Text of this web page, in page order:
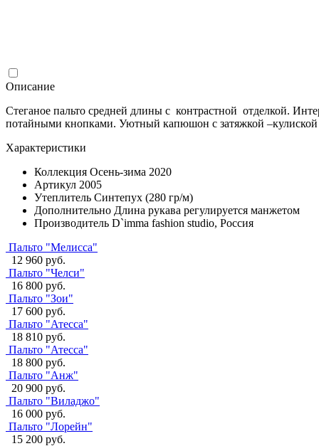
Описание
Стеганое пальто средней длины с контрастной отделкой.
потайными кнопками. Уютный капюшон с затяжкой –кулиской
Характеристики
Коллекция Осень-зима 2020
Артикул 2005
Утеплитель Синтепух (280 гр/м)
Дополнительно Длина рукава регулируется манжетом
Производитель D`imma fashion studio, Россия
Пальто "Мелисса"
12 960 руб.
Пальто "Челси"
16 800 руб.
Пальто "Зои"
17 600 руб.
Пальто "Атесса"
18 810 руб.
Пальто "Атесса"
18 800 руб.
Пальто "Анж"
20 900 руб.
Пальто "Виладжо"
16 000 руб.
Пальто "Лорейн"
15 200 руб.